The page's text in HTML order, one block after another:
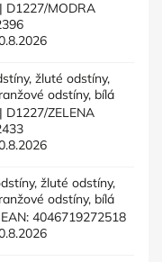
| D1227/MODRA
žluté odstíny,
odstíny, bílá
| D1227/ZELENA
žluté odstíny,
odstíny, bílá
EAN: 4046719272518